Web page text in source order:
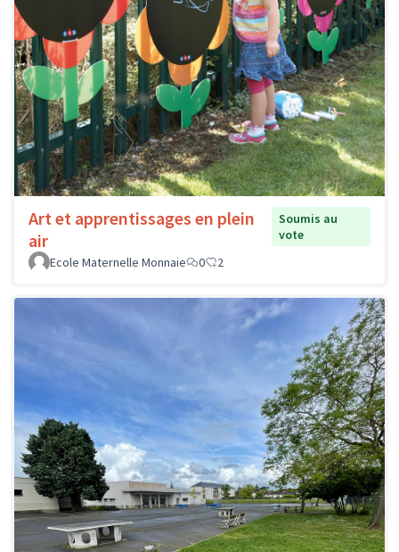
Art et apprentissages en plein
air
Soumis au
vote
Ecole Maternelle Monnaie
0 2